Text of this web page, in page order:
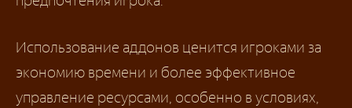
Использование аддонов ценится игроками за
экономию времени и более эффективное
управление ресурсами, особенно в условиях,